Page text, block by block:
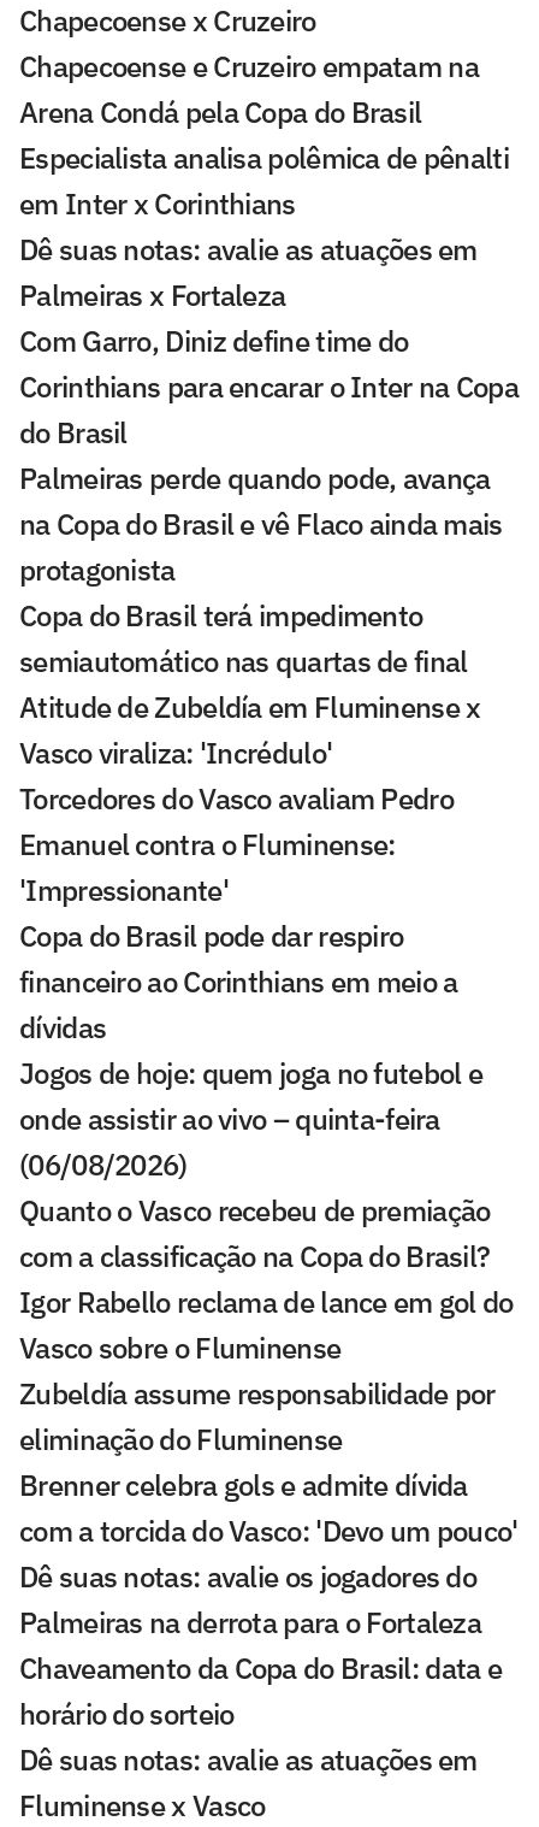
Chapecoense x Cruzeiro
Chapecoense e Cruzeiro empatam na
Arena Condá pela Copa do Brasil
Especialista analisa polêmica de pênalti
em Inter x Corinthians
Dê suas notas: avalie as atuações em
Palmeiras x Fortaleza
Com Garro, Diniz define time do
Corinthians para encarar o Inter na Copa
do Brasil
Palmeiras perde quando pode, avança
na Copa do Brasil e vê Flaco ainda mais
protagonista
Copa do Brasil terá impedimento
semiautomático nas quartas de final
Atitude de Zubeldía em Fluminense x
Vasco viraliza: 'Incrédulo'
Torcedores do Vasco avaliam Pedro
Emanuel contra o Fluminense:
'Impressionante'
Copa do Brasil pode dar respiro
financeiro ao Corinthians em meio a
dívidas
Jogos de hoje: quem joga no futebol e
onde assistir ao vivo – quinta-feira
(06/08/2026)
Quanto o Vasco recebeu de premiação
com a classificação na Copa do Brasil?
Igor Rabello reclama de lance em gol do
Vasco sobre o Fluminense
Zubeldía assume responsabilidade por
eliminação do Fluminense
Brenner celebra gols e admite dívida
com a torcida do Vasco: 'Devo um pouco'
Dê suas notas: avalie os jogadores do
Palmeiras na derrota para o Fortaleza
Chaveamento da Copa do Brasil: data e
horário do sorteio
Dê suas notas: avalie as atuações em
Fluminense x Vasco